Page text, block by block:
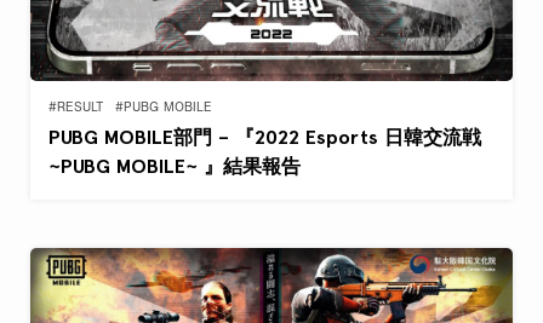
#RESULT #PUBG MOBILE
PUBG MOBILE部門 – 『2022 Esports 日韓交流戦
~PUBG MOBILE~ 』結果報告